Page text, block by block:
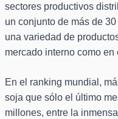
sectores productivos
un conjunto de más de
una variedad de
mercado interno como en
En el ranking mundial,
soja que sólo el último
millones, entre la